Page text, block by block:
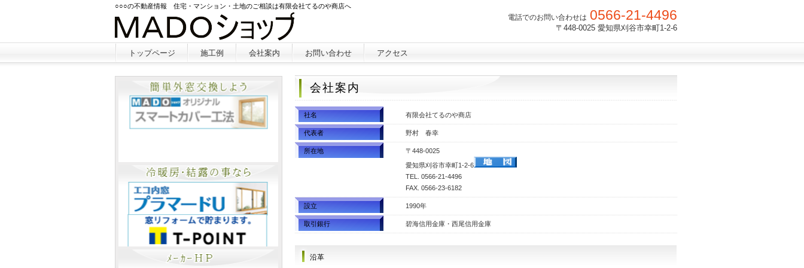
○○○の不動産情報 住宅・マンション・土地のご相談は有限会社てるのや商店へ
電話でのお問い合わせは 0566-21-4496
〒448-0025 愛知県刈谷市幸町1-2-6
会社案内
社名 有限会社てるのや商店
代表者 野村 春幸
所在地
〒448-0025
愛知県刈谷市幸町1-2-6
TEL. 0566-21-4496
FAX. 0566-23-6182
設立 1990年
取引銀行 碧海信用金庫・西尾信用金庫
沿革
トップページ 施工例 会社案内 お問い合わせ アクセス